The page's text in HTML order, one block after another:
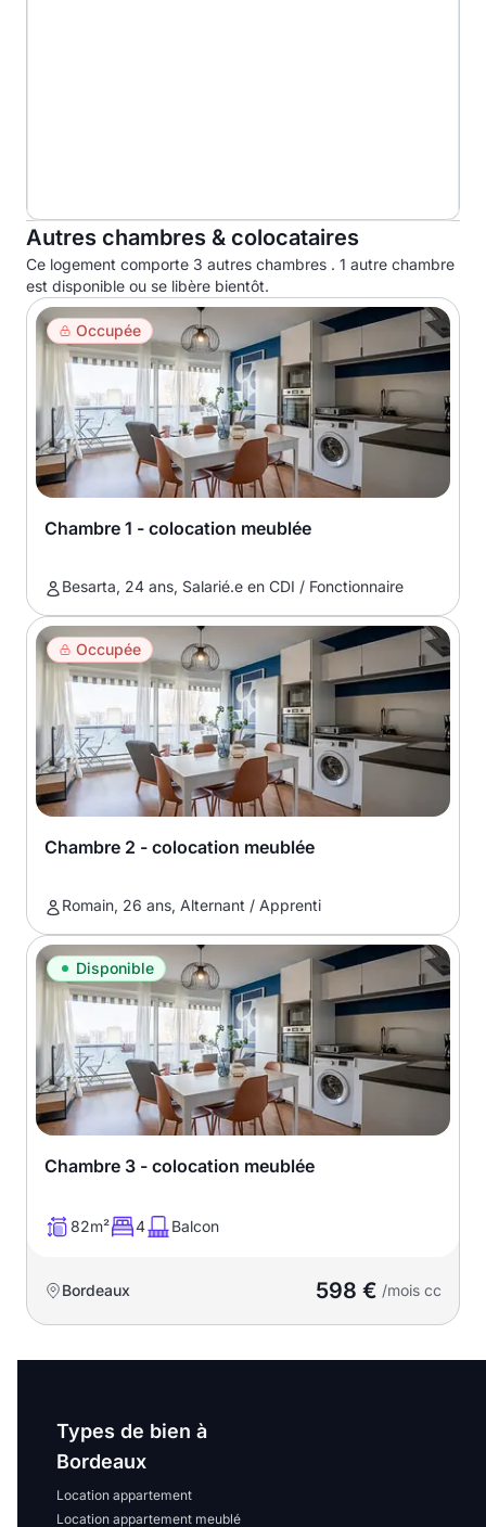
Autres chambres & colocataires
Ce logement comporte 3 autres chambres . 1 autre chambre
est disponible ou se libère bientôt.
Occupée
Chambre 1 - colocation meublée
Besarta, 24 ans, Salarié.e en CDI / Fonctionnaire
Occupée
Chambre 2 - colocation meublée
Romain, 26 ans, Alternant / Apprenti
Disponible
Chambre 3 - colocation meublée
82m² 4 Balcon
Bordeaux 598 € /mois cc
Types de bien à
Bordeaux
Location appartement
Location appartement meublé